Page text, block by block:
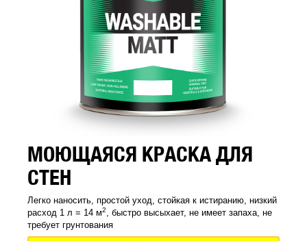
МОЮЩАЯСЯ КРАСКА ДЛЯ
СТЕН
Легко наносить, простой уход, стойкая к истиранию, низкий
расход 1 л = 14 м2
, быстро высыхает, не имеет запаха, не
требует грунтования